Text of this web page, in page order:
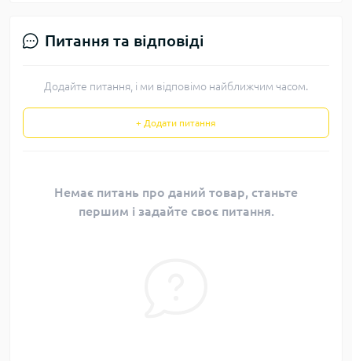
Питання та відповіді
Додайте питання, і ми відповімо найближчим часом.
+ Додати питання
Немає питань про даний товар, станьте
першим і задайте своє питання.